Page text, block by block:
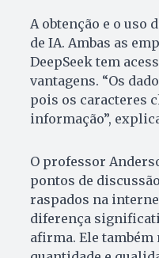
A obtenção e o uso
de IA. Ambas as
DeepSeek tem
vantagens. “Os
pois os caracteres
informação”,
O professor
pontos de
raspados na
diferença
afirma. Ele também